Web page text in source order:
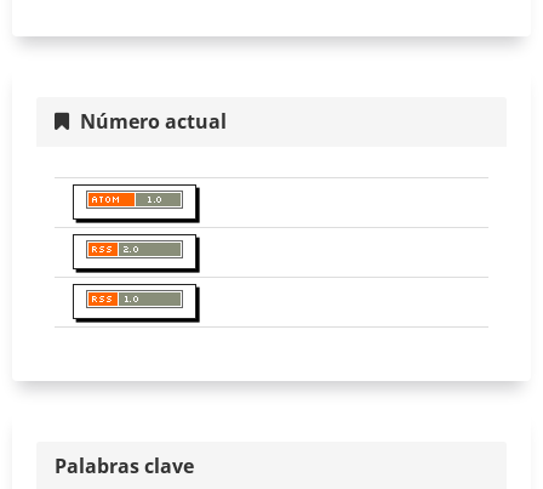
Número actual
Palabras clave